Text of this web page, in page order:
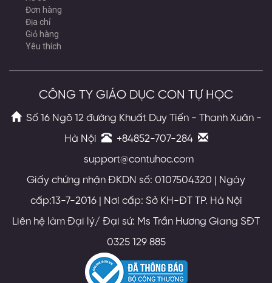
Đơn hàng
Địa chỉ
Giỏ hàng
Yêu thích
CÔNG TY GIÁO DỤC CON TỰ HỌC
Số 16 Ngõ 12 đường Khuất Duy Tiến - Thanh Xuân -
Hà Nội
+84852-707-284
support@contuhoc.com
Giấy chứng nhận ĐKDN số: 0107504320 | Ngày
cấp:13-7-2016 | Nơi cấp: Sở KH-ĐT TP. Hà Nội
Liên hệ làm Đại lý/ Đại sứ: Ms Trần Hương Giang SĐT
0325 129 885